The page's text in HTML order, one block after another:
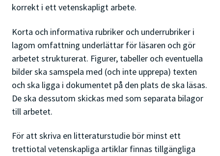
korrekt i ett vetenskapligt arbete.
Korta och informativa rubriker och underrubriker i
lagom omfattning underlättar för läsaren och gör
arbetet strukturerat. Figurer, tabeller och eventuella
bilder ska samspela med (och inte upprepa) texten
och ska ligga i dokumentet på den plats de ska läsas.
De ska dessutom skickas med som separata bilagor
till arbetet.
För att skriva en litteraturstudie bör minst ett
trettiotal vetenskapliga artiklar finnas tillgängliga